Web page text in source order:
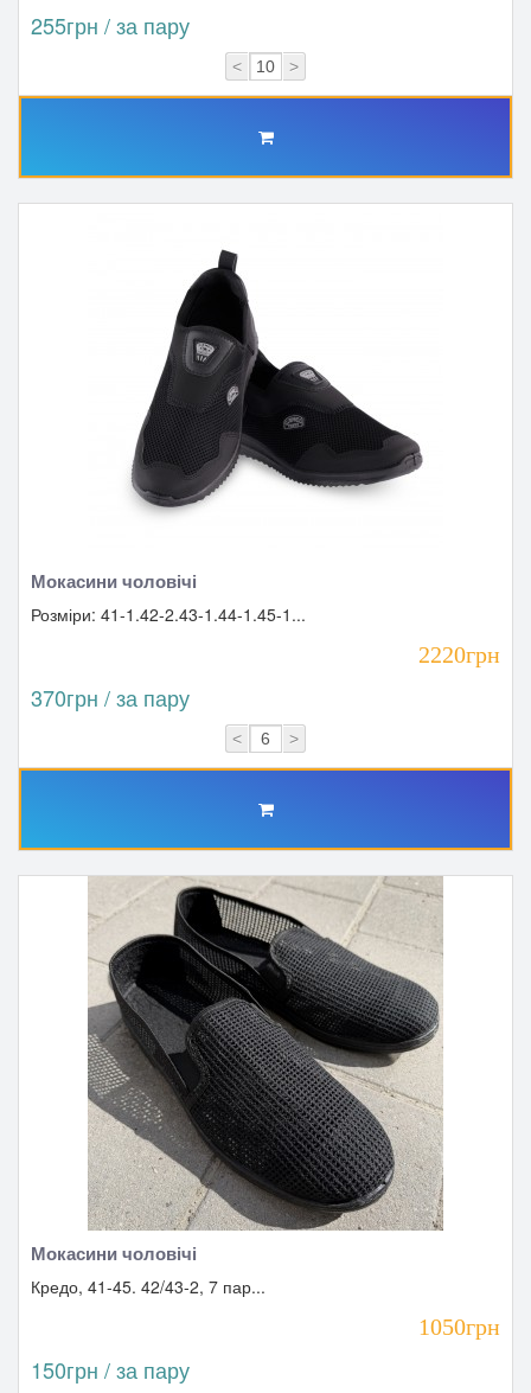
255грн / за пару
< >
Мокасини чоловічі
Розміри: 41-1.42-2.43-1.44-1.45-1...
2220грн
370грн / за пару
< >
Мокасини чоловічі
Кредо, 41-45. 42/43-2, 7 пар...
1050грн
150грн / за пару